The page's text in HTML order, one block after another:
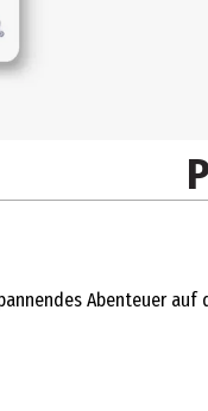
Abenteuer